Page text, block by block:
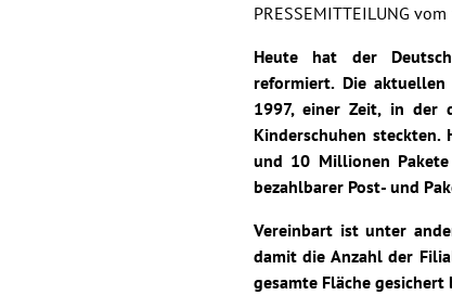
PRESSEMITTEILUNG
Heute hat der
reformiert. Die aktuellen
1997, einer Zeit, in der
Kinderschuhen
und 10 Millionen
bezahlbarer Post- und
Vereinbart ist unter
damit die Anzahl der
gesamte Fläche gesichert